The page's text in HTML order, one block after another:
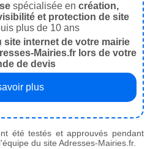
spécialisée en création,
et protection de site
plus de 10 ans
site internet de votre mairie
Mairies.fr lors de votre
de devis
plus
été testés et approuvés pendant
du site Adresses-Mairies.fr.